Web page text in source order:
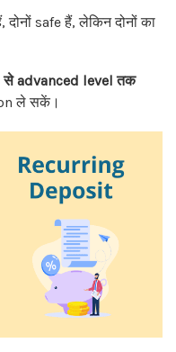
safe हैं, लेकिन दोनों का
से advanced level तक
ले सकें।